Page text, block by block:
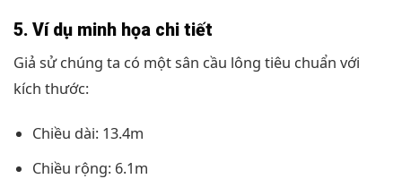
5. Ví dụ minh họa chi tiết
Giả sử chúng ta có một sân cầu lông tiêu chuẩn với
kích thước:
Chiều dài: 13.4m
Chiều rộng: 6.1m